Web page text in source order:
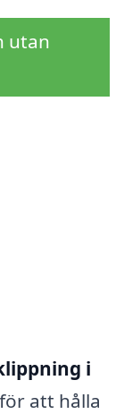
utan
i
att hålla